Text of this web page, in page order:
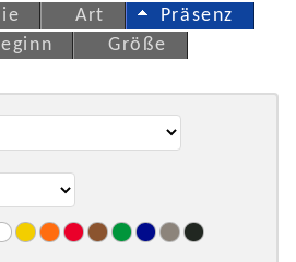
Art
Präsenz
Größe